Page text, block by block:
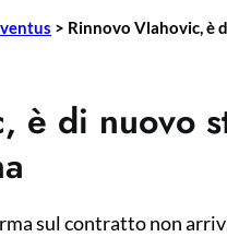
> Rinnovo Vlahovic, è
è di nuovo
sul contratto non